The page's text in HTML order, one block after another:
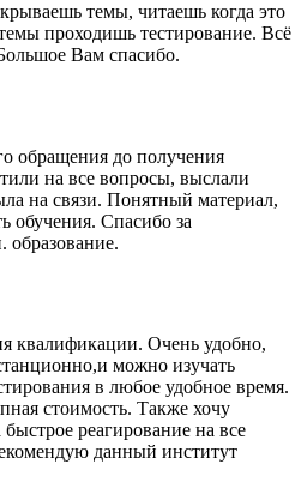
темы, читаешь когда это
проходишь тестирование. Всё
Вам спасибо.
обращения до получения
на все вопросы, выслали
на связи. Понятный материал,
обучения. Спасибо за
образование.
квалификации. Очень удобно,
можно изучать
в любое удобное время.
стоимость. Также хочу
реагирование на все
данный институт